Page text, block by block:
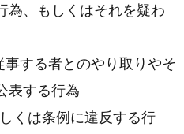
為、もしくはそれを疑わ
する者とのやり取りやそ
表する行為
くは条例に違反する行